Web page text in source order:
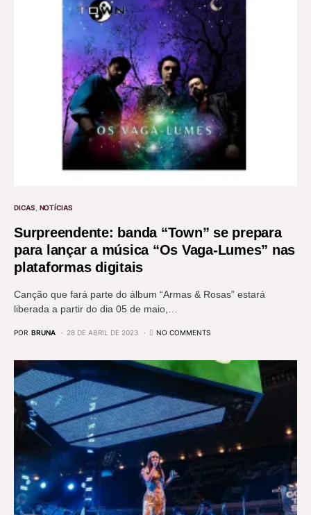
DICAS NOTÍCIAS
Surpreendente: banda “Town” se prepara
para lançar a música “Os Vaga-Lumes” nas
plataformas digitais
Canção que fará parte do álbum “Armas & Rosas” estará
liberada a partir do dia 05 de maio,…
POR BRUNA 28 DE ABRIL DE 2023 NO COMMENTS